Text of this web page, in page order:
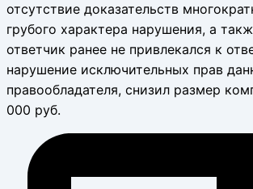
отсутствие доказательств
грубого характера нарушения, а
ответчик ранее не привлекался к
нарушение исключительных прав
правообладателя, снизил размер
000 руб.